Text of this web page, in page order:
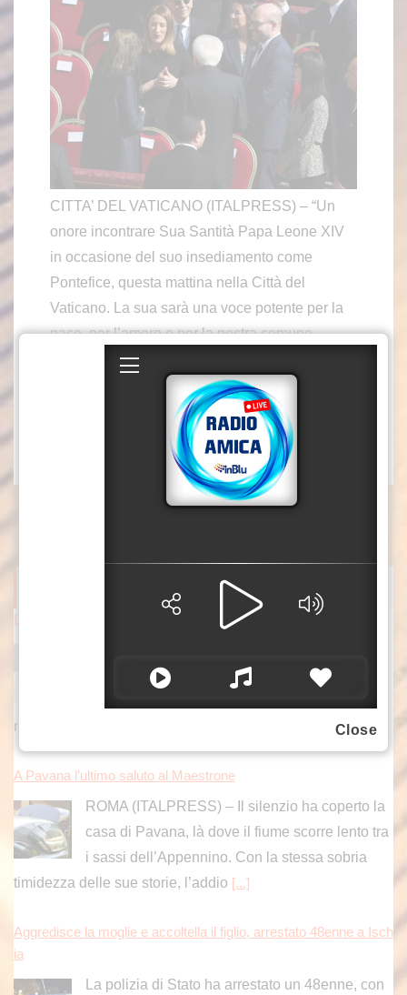
CITTA’ DEL VATICANO (ITALPRESS) – “Un
onore incontrare Sua Santità Papa Leone XIV
in occasione del suo insediamento come
Pontefice, questa mattina nella Città del
Vaticano. La sua sarà una voce potente per la
pace, per l’amore e per la nostra comune
umanità”. Così su X la presidente del
Parlamento europeo, Roberta Metsola.
Darderi avanza ai quarti a Montreal, Borges battuto in rimonta
Masters 1000 di Montreal. L’azzurro, testa di
rimonta 4-6 6-3 7-5 sul portoghese
A Pavana l’ultimo saluto al Maestrone
ROMA (ITALPRESS) – Il silenzio ha coperto la
casa di Pavana, là dove il fiume scorre lento tra
i sassi dell’Appennino. Con la stessa sobria
timidezza delle sue storie, l’addio [...]
Aggredisce la moglie e accoltella il figlio, arrestato 48enne a Isch
ia
La polizia di Stato ha arrestato un 48enne, con
Close